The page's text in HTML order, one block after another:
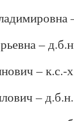
–
– к.с.-
–